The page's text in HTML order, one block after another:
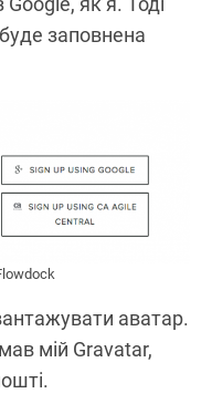
заповнена
аватар.
мій Gravatar,